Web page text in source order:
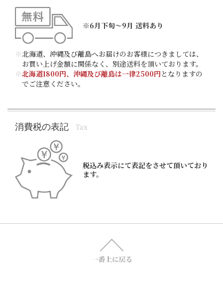
※6月下旬～9月 送料あり
※北海道、沖縄及び離島へお届けのお客様につきましては、
お買い上げ金額に関係なく、別途送料を頂いております。
※北海道1800円、沖縄及び離島は一律2500円 となりますの
でご注意ください。
消費税の表記 Tax
税込み表示にて表記をさせて頂いており
ます。